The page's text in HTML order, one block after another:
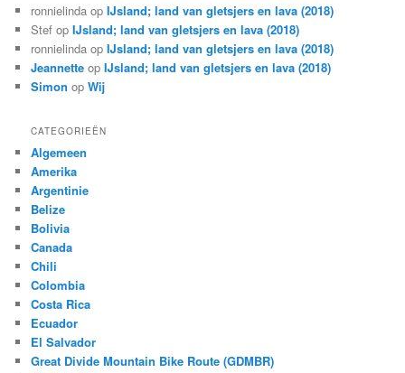
ronnielinda opIJsland; land van gletsjers en lava (2018)
Stef opIJsland; land van gletsjers en lava (2018)
ronnielinda opIJsland; land van gletsjers en lava (2018)
Jeannette opIJsland; land van gletsjers en lava (2018)
Simon opWij
CATEGORIEËN
Algemeen
Amerika
Argentinie
Belize
Bolivia
Canada
Chili
Colombia
Costa Rica
Ecuador
El Salvador
Great Divide Mountain Bike Route (GDMBR)